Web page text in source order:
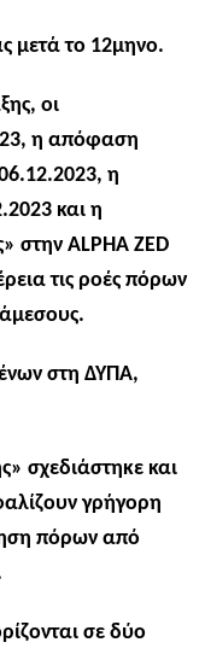
μετά το 12μηνο.
οι
η απόφαση
η
και η
στην ALPHA ZED
τις ροές πόρων
στη ΔΥΠΑ,
σχεδιάστηκε και
γρήγορη
πόρων από
σε δύο